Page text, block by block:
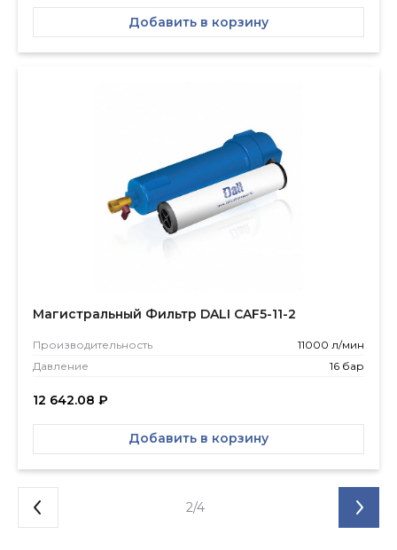
Добавить в корзину
Магистральный Фильтр DALI CAF5-11-2
Производитель­ность
11000 л/мин
Давление
16 бар
12 642.08 ₽
Добавить в корзину
2/4